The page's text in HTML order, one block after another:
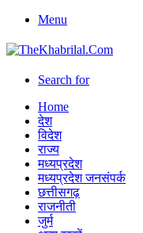
Menu
Search for
Home
देश
विदेश
राज्य
मध्यप्रदेश
मध्यप्रदेश जनसंपर्क
छत्तीसगढ़
राजनीती
जुर्म